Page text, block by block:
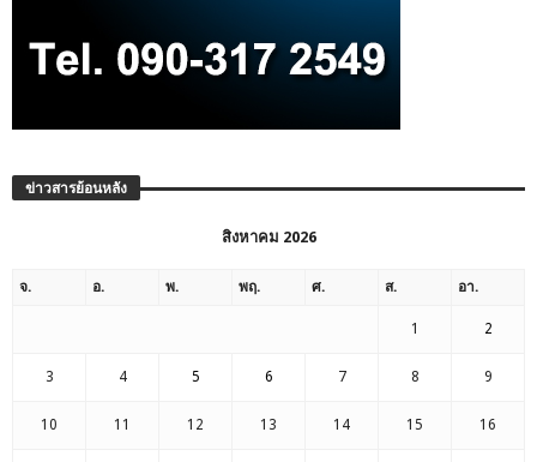
ข่าวสารย้อนหลัง
สิงหาคม 2026
จ. อ. พ. พฤ. ศ. ส. อา.
1 2
3 4 5 6 7 8 9
10 11 12 13 14 15 16